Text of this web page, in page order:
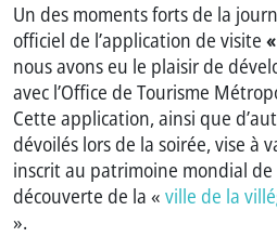
Un des moments forts de la
officiel de l’application de visite«
nous avons eu le plaisir de
avec l’Office de Tourisme
Cette application, ainsi que
dévoilés lors de la soirée, vise à
inscrit au patrimoine mondial de
découverte de la «ville de la
».